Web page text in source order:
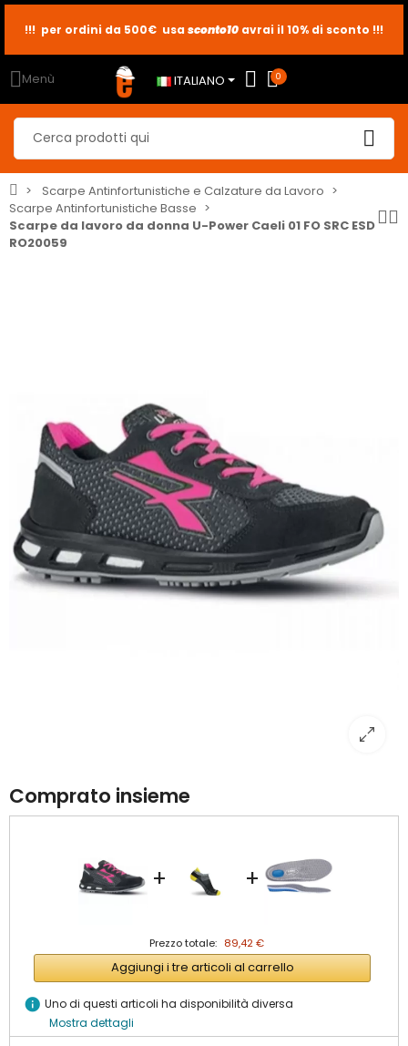
sconto2
sconto5
sconto10
Menù ITALIANO 0
Scarpe Antinfortunistiche e Calzature da Lavoro
Scarpe Antinfortunistiche Basse
Scarpe da lavoro da donna U-Power Caeli 01 FO SRC ESD
RO20059
Comprato insieme
+ +
Prezzo totale: 89,42 €
Aggiungi i tre articoli al carrello
info Uno di questi articoli ha disponibilità diversa
Mostra dettagli